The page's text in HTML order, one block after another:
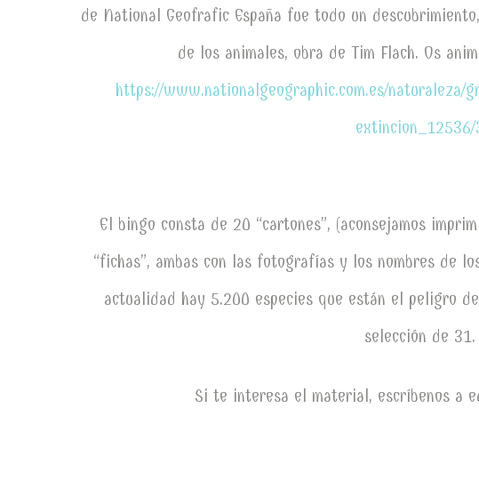
de National Geofrafic España fue todo un
de los animales, obra de Tim Flach. Os
https://www.nationalgeographic.com.es/naturaleza/
extincion_12536/
El bingo consta de 20 “cartones”, (aconsejamos
“fichas”, ambas con las fotografías y los nombres de
actualidad hay 5.200 especies que están el peligro
selección de 31.
Si te interesa el material, escríbenos a